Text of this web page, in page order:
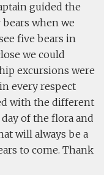
guided the
when we
five bears in
we could
excursions were
every respect
with the different
of the flora and
will always be a
to come. Thank